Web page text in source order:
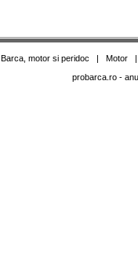
Barca, motor si peridoc | Motor
probarca.ro-